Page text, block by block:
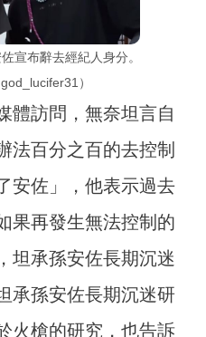
宣布辭去經紀人身分。
）
體訪問，無奈坦言自
法百分之百的去控制
安佐」，他表示過去
果再發生無法控制的
坦承孫安佐長期沉迷
承孫安佐長期沉迷研
火槍的研究，也告訴